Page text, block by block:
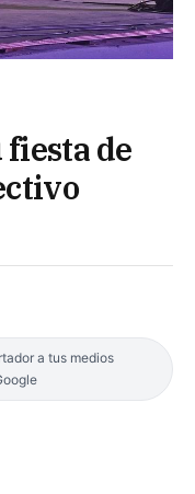
fiesta de
a tus medios